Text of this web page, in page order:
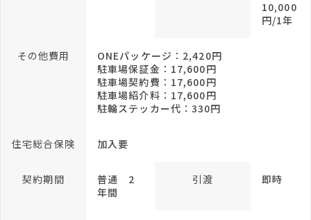
10,000
円/1年
その他費用
ONEパッケージ：2,420円
駐車場保証金：17,600円
駐車場契約費：17,600円
駐車場紹介料：17,600円
駐輪ステッカー代：330円
住宅総合保険 加入要
契約期間
普通 2
年間
引渡 即時